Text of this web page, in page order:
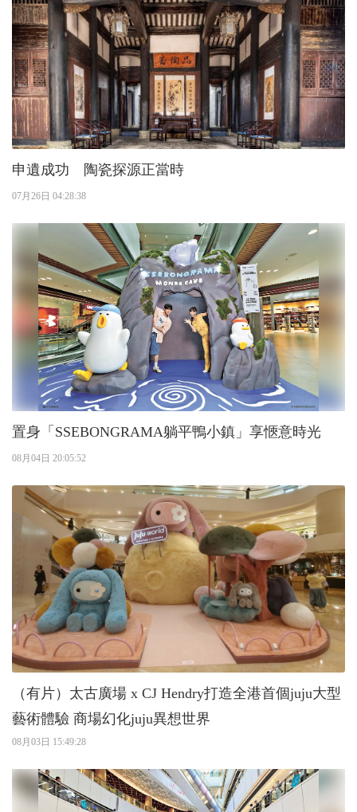
申遺成功 陶瓷探源正當時
07月26日 04:28:38
置身「SSEBONGRAMA躺平鴨小鎮」享愜意時光
08月04日 20:05:52
（有片）太古廣場 x CJ Hendry打造全港首個juju大型
藝術體驗 商場幻化juju異想世界
08月03日 15:49:28